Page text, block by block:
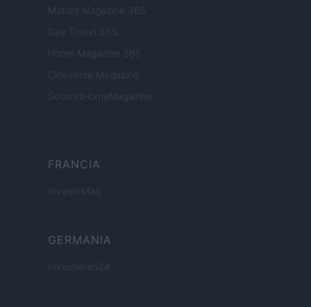
Motors Magazine 365
Day Travel 365
Home Magazine 365
Cineverse Magazine
SecondHomeMagazine
FRANCIA
InvestirMag
GERMANIA
Investieren24